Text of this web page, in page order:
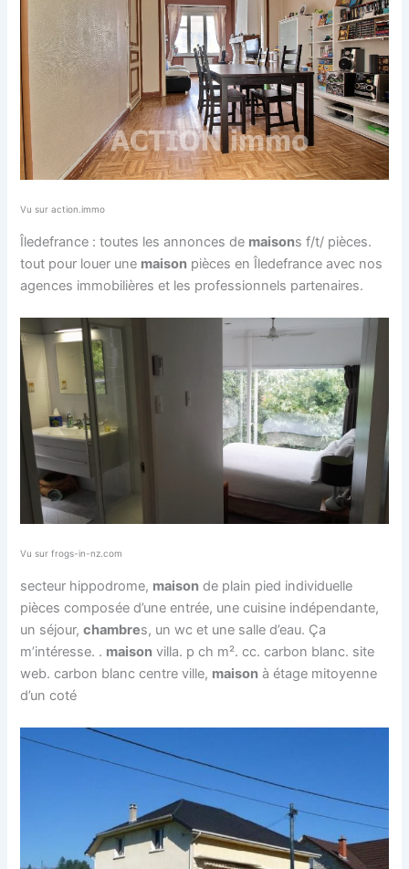
Vu sur action.immo
Îledefrance : toutes les annonces de maisons f/t/ pièces.
tout pour louer une maison pièces en Îledefrance avec nos
agences immobilières et les professionnels partenaires.
Vu sur frogs-in-nz.com
secteur hippodrome, maison de plain pied individuelle
pièces composée d’une entrée, une cuisine indépendante,
un séjour,chambres, un wc et une salle d’eau. Ça
m’intéresse. . maison villa. p ch m². cc. carbon blanc. site
web. carbon blanc centre ville, maison à étage mitoyenne
d’un coté